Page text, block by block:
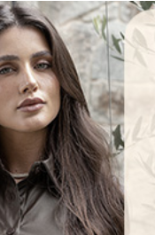
Ver todas as